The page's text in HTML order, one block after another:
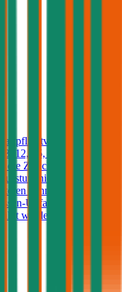
mit
12, 15, 20 oder 25
die Zurich einen
nicht verloren,
kann gegen einen
Unfallversicherung
werden.